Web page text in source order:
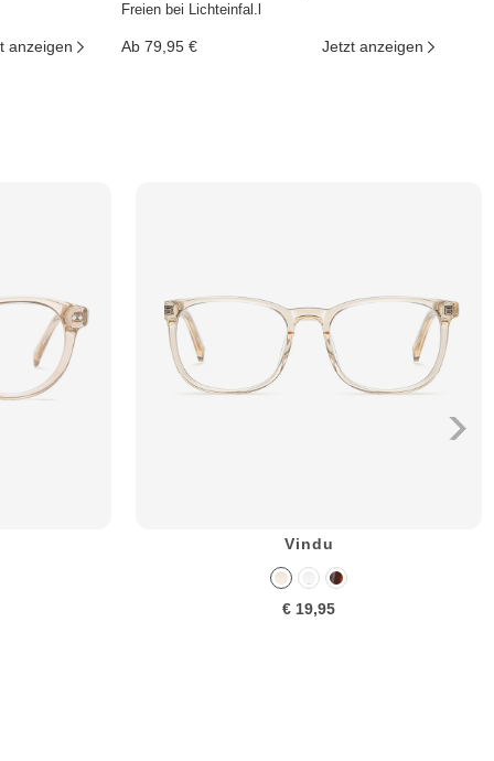
anzeigen
Freien bei Lichteinfal.l
Ab 79,95 € Jetzt anzeigen
Vindu
€ 19,95